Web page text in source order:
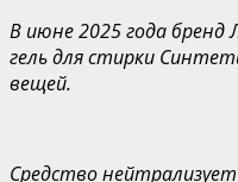
В июне 2025 года бренд
гель для стирки
вещей.
Средство